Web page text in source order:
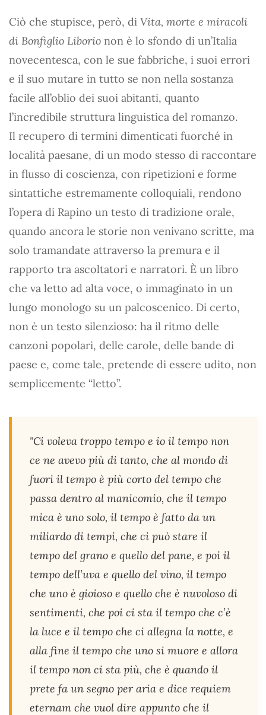
Ciò che stupisce, però, di Vita, morte e miracoli
di Bonfiglio Liborio non è lo sfondo di un’Italia
novecentesca, con le sue fabbriche, i suoi errori
e il suo mutare in tutto se non nella sostanza
facile all’oblio dei suoi abitanti, quanto
l’incredibile struttura linguistica del romanzo.
Il recupero di termini dimenticati fuorché in
località paesane, di un modo stesso di raccontare
in flusso di coscienza, con ripetizioni e forme
sintattiche estremamente colloquiali, rendono
l’opera di Rapino un testo di tradizione orale,
quando ancora le storie non venivano scritte, ma
solo tramandate attraverso la premura e il
rapporto tra ascoltatori e narratori. È un libro
che va letto ad alta voce, o immaginato in un
lungo monologo su un palcoscenico. Di certo,
non è un testo silenzioso: ha il ritmo delle
canzoni popolari, delle carole, delle bande di
paese e, come tale, pretende di essere udito, non
semplicemente “letto”.
"Ci voleva troppo tempo e io il tempo non
ce ne avevo più di tanto, che al mondo di
fuori il tempo è più corto del tempo che
passa dentro al manicomio, che il tempo
mica è uno solo, il tempo è fatto da un
miliardo di tempi, che ci può stare il
tempo del grano e quello del pane, e poi il
tempo dell’uva e quello del vino, il tempo
che uno è gioioso e quello che è nuvoloso di
sentimenti, che poi ci sta il tempo che c’è
la luce e il tempo che ci allegna la notte, e
alla fine il tempo che uno si muore e allora
il tempo non ci sta più, che è quando il
prete fa un segno per aria e dice requiem
eternam che vuol dire appunto che il